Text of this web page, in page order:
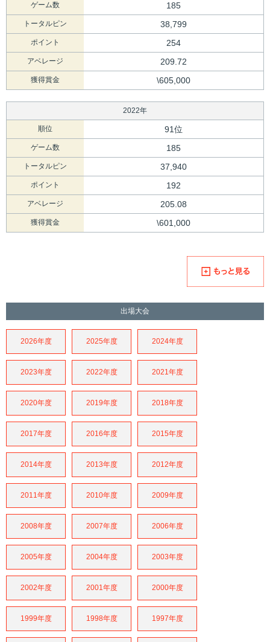
ゲーム数 185
トータルピン 38,799
ポイント 254
アベレージ 209.72
獲得賞金 \605,000
2022年
順位 91位
ゲーム数 185
トータルピン 37,940
ポイント 192
アベレージ 205.08
獲得賞金 \601,000
出場大会
2026年度 2025年度 2024年度
2023年度 2022年度 2021年度
2020年度 2019年度 2018年度
2017年度 2016年度 2015年度
2014年度 2013年度 2012年度
2011年度 2010年度 2009年度
2008年度 2007年度 2006年度
2005年度 2004年度 2003年度
2002年度 2001年度 2000年度
1999年度 1998年度 1997年度